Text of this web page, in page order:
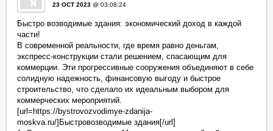
23 OCT 2023 @ 03:08:24
Быстро возводимые здания: экономический доход в каждой
части!
В современной реальности, где время равно деньгам,
экспресс-конструкции стали решением, спасающим для
коммерции. Эти прогрессивные сооружения объединяют в себе
солидную надежность, финансовую выгоду и быстрое
строительство, что сделало их идеальным выбором для
коммерческих мероприятий.
[url=https://bystrovozvodimye-zdanija-
moskva.ru/]Быстровозводимые здания[/url]